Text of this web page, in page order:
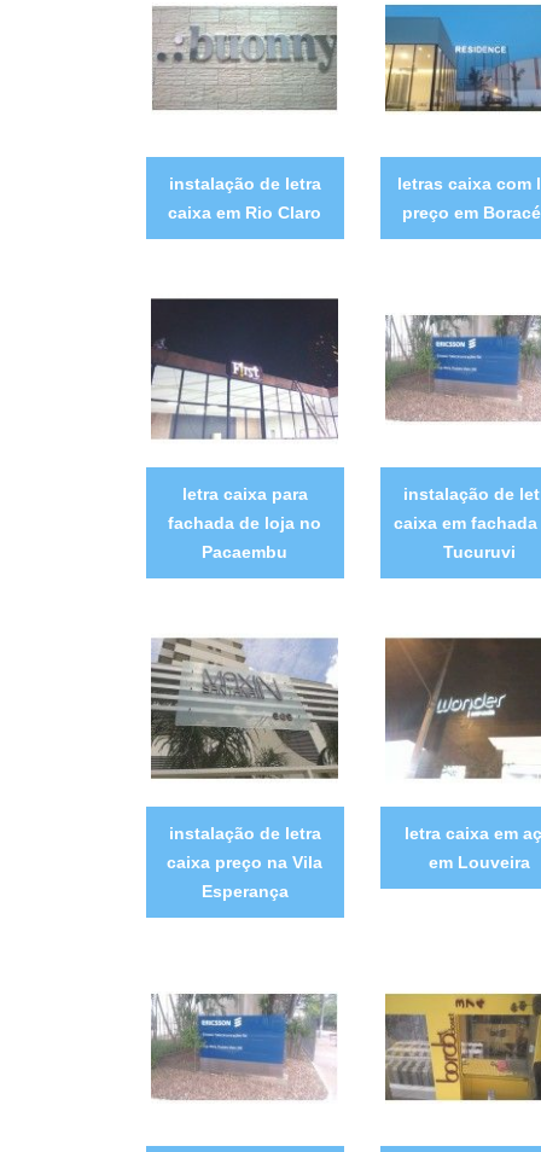
instalação de letra
caixa em Rio Claro
letras caixa com
preço em
letra caixa para
fachada de loja no
Pacaembu
instalação de
caixa em
Tucuruvi
instalação de letra
caixa preço na Vila
Esperança
letra caixa em
em Louveira